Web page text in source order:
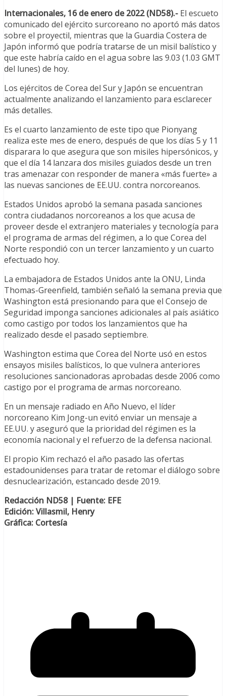
Internacionales, 16 de enero de 2022 (ND58).- El escueto
comunicado del ejército surcoreano no aportó más datos
sobre el proyectil, mientras que la Guardia Costera de
Japón informó que podría tratarse de un misil balístico y
que este habría caído en el agua sobre las 9.03 (1.03 GMT
del lunes) de hoy.
Los ejércitos de Corea del Sur y Japón se encuentran
actualmente analizando el lanzamiento para esclarecer
más detalles.
Es el cuarto lanzamiento de este tipo que Pionyang
realiza este mes de enero, después de que los días 5 y 11
disparara lo que asegura que son misiles hipersónicos, y
que el día 14 lanzara dos misiles guiados desde un tren
tras amenazar con responder de manera «más fuerte» a
las nuevas sanciones de EE.UU. contra norcoreanos.
Estados Unidos aprobó la semana pasada sanciones
contra ciudadanos norcoreanos a los que acusa de
proveer desde el extranjero materiales y tecnología para
el programa de armas del régimen, a lo que Corea del
Norte respondió con un tercer lanzamiento y un cuarto
efectuado hoy.
La embajadora de Estados Unidos ante la ONU, Linda
Thomas-Greenfield, también señaló la semana previa que
Washington está presionando para que el Consejo de
Seguridad imponga sanciones adicionales al país asiático
como castigo por todos los lanzamientos que ha
realizado desde el pasado septiembre.
Washington estima que Corea del Norte usó en estos
ensayos misiles balísticos, lo que vulnera anteriores
resoluciones sancionadoras aprobadas desde 2006 como
castigo por el programa de armas norcoreano.
En un mensaje radiado en Año Nuevo, el líder
norcoreano Kim Jong-un evitó enviar un mensaje a
EE.UU. y aseguró que la prioridad del régimen es la
economía nacional y el refuerzo de la defensa nacional.
El propio Kim rechazó el año pasado las ofertas
estadounidenses para tratar de retomar el diálogo sobre
desnuclearización, estancado desde 2019.
Redacción ND58 | Fuente: EFE
Edición: Villasmil, Henry
Gráfica: Cortesía